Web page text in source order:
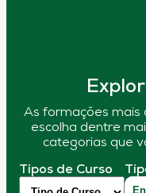
As formações mais
escolha dentre
categorias que
Tipos de Curso